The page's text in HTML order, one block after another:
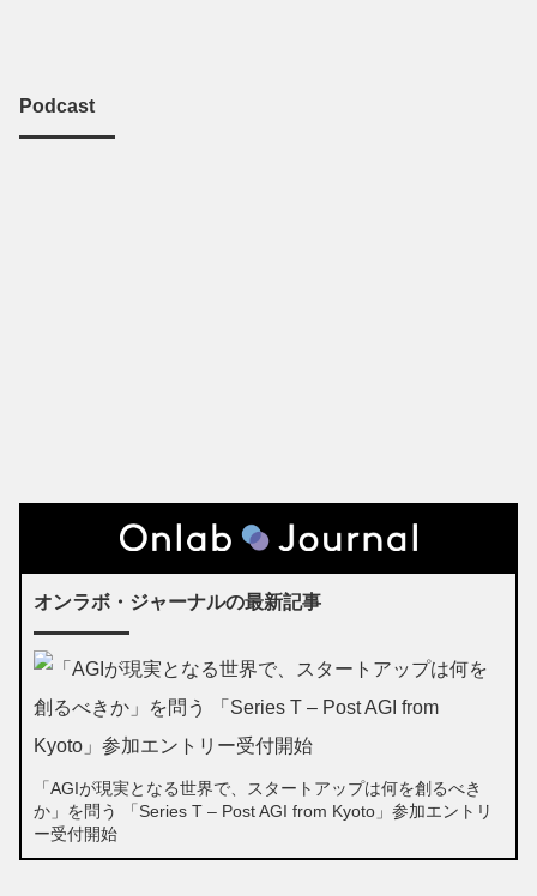
Podcast
オンラボ・ジャーナルの最新記事
「AGIが現実となる世界で、スタートアップは何を創るべき
か」を問う 「Series T – Post AGI from Kyoto」参加エントリ
ー受付開始